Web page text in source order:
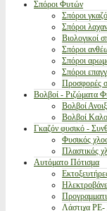
Σπόροι Φυτών
Σπόροι
Σπόροι
Βιολογικοί
Σπόροι
Σπόροι
Σπόροι
Προσφορές
Βολβοί - Ριζώματα
Βολβοί
Βολβοί
Γκαζόν φυσικό -
Φυσικός
Πλαστικός
Αυτόματο Πότισμα
Λάστιχα PE-